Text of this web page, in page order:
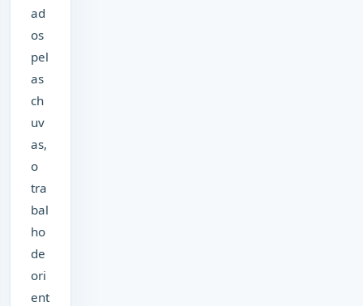
ad
os
pel
as
ch
uv
as,
o
tra
bal
ho
de
ori
ent